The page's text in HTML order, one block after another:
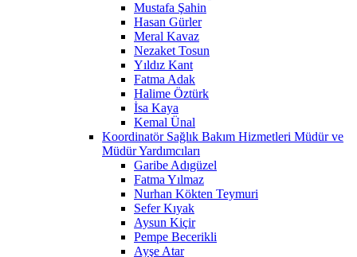
Mustafa Şahin
Hasan Gürler
Meral Kavaz
Nezaket Tosun
Yıldız Kant
Fatma Adak
Halime Öztürk
İsa Kaya
Kemal Ünal
Koordinatör Sağlık Bakım Hizmetleri Müdür ve
Müdür Yardımcıları
Garibe Adıgüzel
Fatma Yılmaz
Nurhan Kökten Teymuri
Sefer Kıyak
Aysun Kiçir
Pempe Becerikli
Ayşe Atar